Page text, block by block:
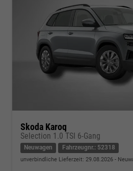
Skoda Karoq
Selection 1.0 TSI 6-Gang
Neuwagen Fahrzeugnr.: 52318
unverbindliche Lieferzeit: 29.08.2026